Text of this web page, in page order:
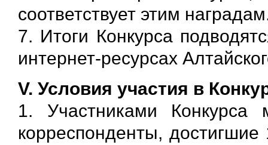
соответствует этим
7. Итоги Конкурса
интернет-ресурсах
V. Условия участия в
1. Участниками
корреспонденты,